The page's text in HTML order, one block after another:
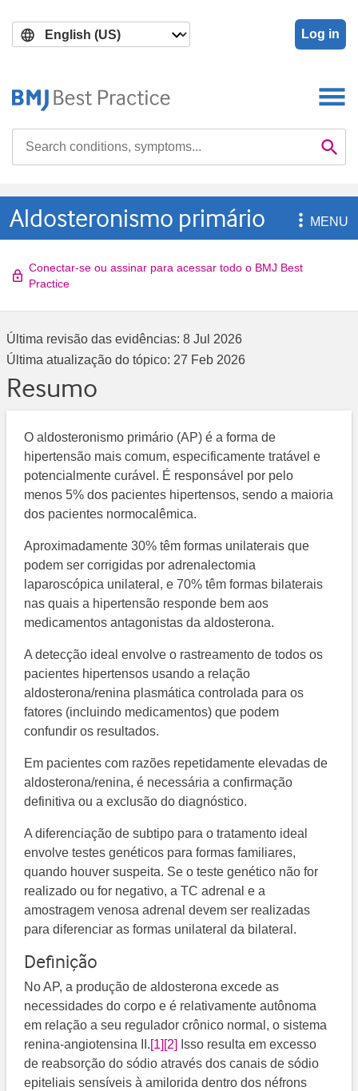
main
search
Log in

Aldosteronismo primário MENU
Conectar-se ou assinar para acessar todo o BMJ Best
Practice
Última revisão das evidências: 8 Jul 2026
Última atualização do tópico: 27 Feb 2026
Resumo
O aldosteronismo primário (AP) é a forma de
hipertensão mais comum, especificamente tratável e
potencialmente curável. É responsável por pelo
menos 5% dos pacientes hipertensos, sendo a maioria
dos pacientes normocalêmica.
Aproximadamente 30% têm formas unilaterais que
podem ser corrigidas por adrenalectomia
laparoscópica unilateral, e 70% têm formas bilaterais
nas quais a hipertensão responde bem aos
medicamentos antagonistas da aldosterona.
A detecção ideal envolve o rastreamento de todos os
pacientes hipertensos usando a relação
aldosterona/renina plasmática controlada para os
fatores (incluindo medicamentos) que podem
confundir os resultados.
Em pacientes com razões repetidamente elevadas de
aldosterona/renina, é necessária a confirmação
definitiva ou a exclusão do diagnóstico.
A diferenciação de subtipo para o tratamento ideal
envolve testes genéticos para formas familiares,
quando houver suspeita. Se o teste genético não for
realizado ou for negativo, a TC adrenal e a
amostragem venosa adrenal devem ser realizadas
para diferenciar as formas unilateral da bilateral.
Definição
No AP, a produção de aldosterona excede as
necessidades do corpo e é relativamente autônoma
em relação a seu regulador crônico normal, o sistema
renina-angiotensina II.[1] [2] ​ Isso resulta em excesso
de reabsorção do sódio através dos canais de sódio
epiteliais sensíveis à amilorida dentro dos néfrons